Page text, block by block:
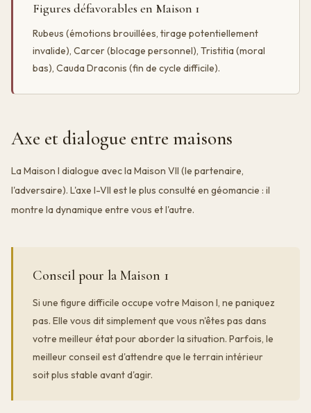
Figures défavorables en Maison 1
Rubeus (émotions brouillées, tirage potentiellement
invalide), Carcer (blocage personnel), Tristitia (moral
bas), Cauda Draconis (fin de cycle difficile).
Axe et dialogue entre maisons
La Maison I dialogue avec la Maison VII (le partenaire,
l'adversaire). L'axe I-VII est le plus consulté en géomancie : il
montre la dynamique entre vous et l'autre.
Conseil pour la Maison 1
Si une figure difficile occupe votre Maison I, ne paniquez
pas. Elle vous dit simplement que vous n'êtes pas dans
votre meilleur état pour aborder la situation. Parfois, le
meilleur conseil est d'attendre que le terrain intérieur
soit plus stable avant d'agir.